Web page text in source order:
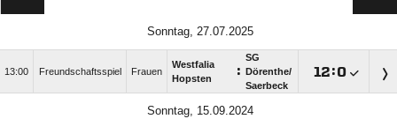
Sonntag, 27.07.2025
13:00 Freundschaftsspiel Frauen
Westfalia
Hopsten
:
SG
Dörenthe/​
Saerbeck
:
Sonntag, 15.09.2024